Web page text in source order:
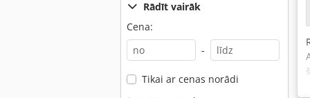
Rādīt vairāk
Cena:
-
Tikai ar cenas norādi